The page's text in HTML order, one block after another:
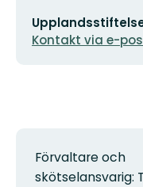
E-
postadress
Kontakt via e-
Förvaltare och
skötselansvarig: